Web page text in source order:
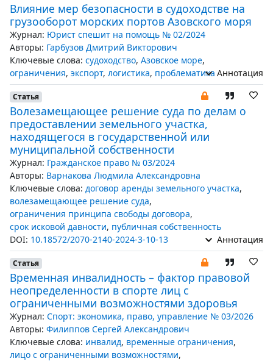
Влияние мер безопасности в судоходстве на
грузооборот морских портов Азовского моря
Журнал: Юрист спешит на помощь № 02/2024
Авторы: Гарбузов Дмитрий Викторович
Ключевые слова: судоходство, Азовское море,
ограничения, экспорт, логистика, проблематика Аннотация
Статья
Волезамещающее решение суда по делам о
предоставлении земельного участка,
находящегося в государственной или
муниципальной собственности
Журнал: Гражданское право № 03/2024
Авторы: Варнакова Людмила Александровна
Ключевые слова: договор аренды земельного участка,
волезамещающее решение суда,
ограничения принципа свободы договора,
срок исковой давности, публичная собственность
DOI: 10.18572/2070-2140-2024-3-10-13 Аннотация
Статья
Временная инвалидность – фактор правовой
неопределенности в спорте лиц с
ограниченными возможностями здоровья
Журнал: Спорт: экономика, право, управление № 03/2026
Авторы: Филиппов Сергей Александрович
Ключевые слова: инвалид, временные ограничения,
лицо с ограниченными возможностями,